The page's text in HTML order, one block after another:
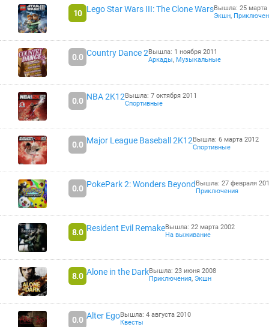
10 Lego Star Wars III: The Clone WarsВышла: 25 марта
Экшн,
0.0 Country Dance 2Вышла: 1 ноября 2011
Аркады, Музыкальные
0.0 NBA 2K12Вышла: 7 октября 2011
Спортивные
0.0 Major League Baseball 2K12Вышла: 6 марта 2012
Спортивные
0.0 PokePark 2: Wonders Beyond Вышла: 27 февраля
Приключения
8.0 Resident Evil RemakeВышла: 22 марта 2002
На выживание
8.0 Alone in the DarkВышла: 23 июня 2008
Приключения, Экшн
0.0 Alter EgoВышла: 4 августа 2010
Квесты